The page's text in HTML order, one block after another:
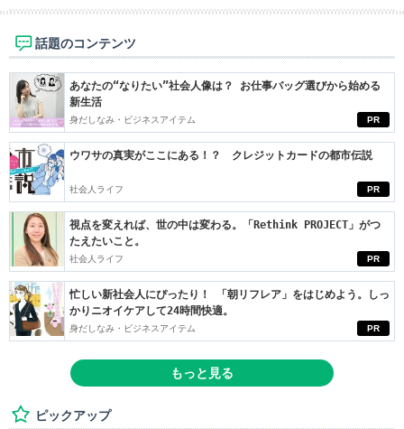
話題のコンテンツ
PR
あなたの“なりたい”社会人像は？ お仕事バッグ選びから始める
新生活
身だしなみ・ビジネスアイテム
PR
ウワサの真実がここにある！？ クレジットカードの都市伝説
社会人ライフ
PR
視点を変えれば、世の中は変わる。「Rethink PROJECT」がつ
たえたいこと。
社会人ライフ
PR
忙しい新社会人にぴったり！ 「朝リフレア」をはじめよう。しっ
かりニオイケアして24時間快適。
身だしなみ・ビジネスアイテム
もっと見る
ピックアップ